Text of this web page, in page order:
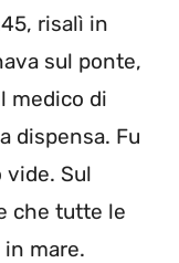
risalì in
sul ponte,
medico di
dispensa. Fu
vide. Sul
che tutte le
mare.